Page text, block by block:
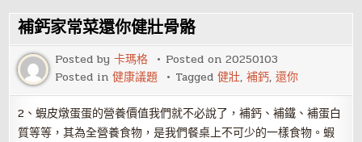
補鈣家常菜還你健壯骨骼
Posted by卡瑪格 Posted on20250103
Posted in健康議題 Tagged健壯,補鈣,還你
2、蝦皮燉蛋蛋的營養價值我們就不必說了，補鈣、補鐵、補蛋白
質等等，其為全營養食物，是我們餐桌上不可少的一樣食物。蝦